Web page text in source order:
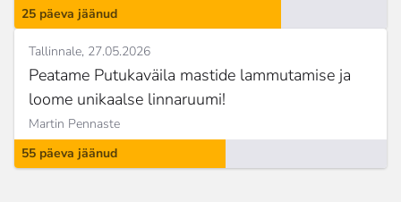
25 päeva jäänud
Tallinnale 27.05.2026
Peatame Putukaväila mastide lammutamise ja
loome unikaalse linnaruumi!
Martin Pennaste
55 päeva jäänud